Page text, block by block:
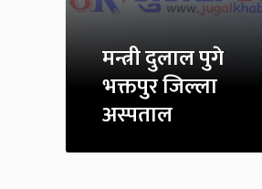
मन्त्री दुलाल पुगे
भक्तपुर जिल्ला
अस्पताल